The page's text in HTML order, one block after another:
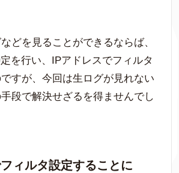
どを見ることができるならば、
を行い、IPアドレスでフィルタ
すが、今回は生ログが見れない
段で解決せざるを得ませんでし
ィルタ設定することに